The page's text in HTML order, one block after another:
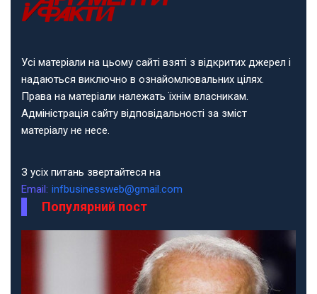
Усі матеріали на цьому сайті взяті з відкритих джерел і
надаються виключно в ознайомлювальних цілях.
Права на матеріали належать їхнім власникам.
Адміністрація сайту відповідальності за зміст
матеріалу не несе.
З усіх питань звертайтеся на
Email: infbusinessweb@gmail.com
Популярний пост